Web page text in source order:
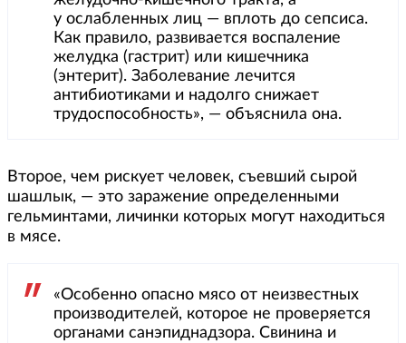
у ослабленных лиц — вплоть до сепсиса.
Как правило, развивается воспаление
желудка (гастрит) или кишечника
(энтерит). Заболевание лечится
антибиотиками и надолго снижает
трудоспособность», — объяснила она.
Второе, чем рискует человек, съевший сырой
шашлык, — это заражение определенными
гельминтами, личинки которых могут находиться
в мясе.
«Особенно опасно мясо от неизвестных
производителей, которое не проверяется
органами санэпиднадзора. Свинина и